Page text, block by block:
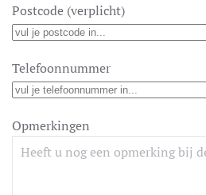
Postcode (verplicht)
Telefoonnummer
Opmerkingen